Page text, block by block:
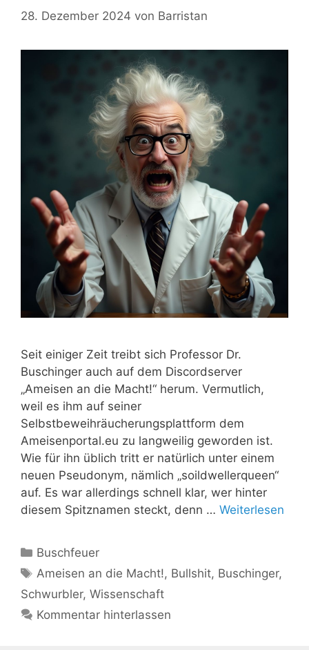
28. Dezember 2024 von Barristan
Seit einiger Zeit treibt sich Professor Dr.
Buschinger auch auf dem Discordserver
„Ameisen an die Macht!“ herum. Vermutlich,
weil es ihm auf seiner
Selbstbeweihräucherungsplattform dem
Ameisenportal.eu zu langweilig geworden ist.
Wie für ihn üblich tritt er natürlich unter einem
neuen Pseudonym, nämlich „soildwellerqueen“
auf. Es war allerdings schnell klar, wer hinter
diesem Spitznamen steckt, denn … Weiterlesen
Kategorien
Buschfeuer
Schlagwörter
Ameisen an die Macht!, Bullshit, Buschinger,
Schwurbler, Wissenschaft
Kommentar hinterlassen